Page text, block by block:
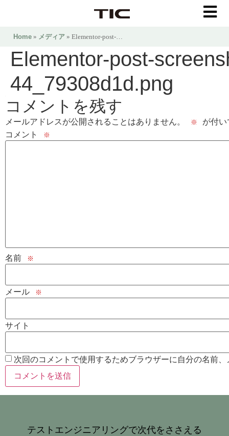
Home » メディア » Elementor-post-…
Elementor-post-
44_79308d1d.png
コメントを残す
メールアドレスが公開されることはありません。 ※
が付
コメント
※
名前 ※
メール ※
サイト
次回のコメントで使用するためブラウザーに自分の名前
テストエンジニアリングで次代をささえる